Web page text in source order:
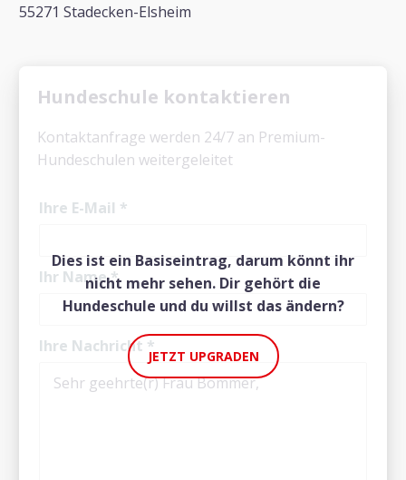
55271 Stadecken-Elsheim
Dies ist ein Basiseintrag, darum könnt ihr
nicht mehr sehen. Dir gehört die
Hundeschule und du willst das ändern?
JETZT UPGRADEN
Hundeschule kontaktieren
Kontaktanfrage werden 24/7 an Premium-
Hundeschulen weitergeleitet
Ihre E-Mail *
Ihr Name*
Ihre Nachricht *